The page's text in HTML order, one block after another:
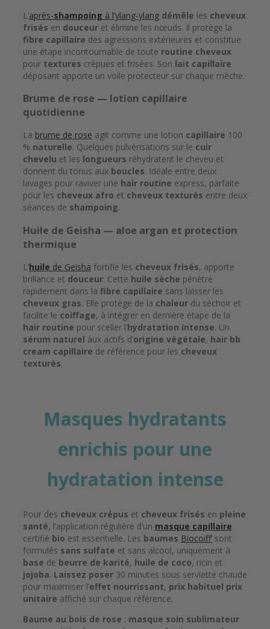
L’après-shampoing à l’ylang-ylang démêle les cheveux
frisés en douceur et élimine les nœuds. Il protège la
fibre capillaire des agressions extérieures et constitue
une étape incontournable de toute routine cheveux
pour textures crépues et frisées. Son lait capillaire
déposant apporte un voile protecteur sur chaque mèche.
Brume de rose — lotion capillaire
quotidienne
La brume de rose agit comme une lotion capillaire 100
% naturelle. Quelques pulvérisations sur le cuir
chevelu et les longueurs réhydratent le cheveu et
donnent du tonus aux boucles. Idéale entre deux
lavages pour raviver une hair routine express, parfaite
pour les cheveux afro et cheveux texturés entre deux
séances de shampoing.
Huile de Geisha — aloe argan et protection
thermique
L’huile de Geisha fortifie les cheveux frisés, apporte
brillance et douceur. Cette huile sèche pénètre
rapidement dans la fibre capillaire sans laisser les
cheveux gras. Elle protège de la chaleur du séchoir et
facilite le coiffage, à intégrer en dernière étape de la
hair routine pour sceller l’hydratation intense. Un
sérum naturel aux actifs d’origine végétale, hair bb
cream capillaire de référence pour les cheveux
texturés.
Masques hydratants
enrichis pour une
hydratation intense
Pour des cheveux crépus et cheveux frisés en pleine
santé, l’application régulière d’un masque capillaire
certifié bio est essentielle. Les baumes Biocoiff’ sont
formulés sans sulfate et sans alcool, uniquement à
base de beurre de karité, huile de coco, ricin et
jojoba. Laissez poser 30 minutes sous serviette chaude
pour maximiser l’effet nourrissant, prix habituel prix
unitaire affiché sur chaque référence.
Baume au bois de rose : masque soin sublimateur